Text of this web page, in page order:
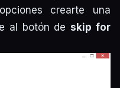
crearte una
al botón deskip for